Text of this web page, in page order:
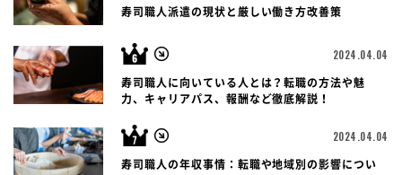
寿司職人派遣の現状と厳しい働き方改善策
2024.04.04
寿司職人に向いている人とは？転職の方法や魅
力、キャリアパス、報酬など徹底解説！
2024.04.04
寿司職人の年収事情：転職や地域別の影響につい